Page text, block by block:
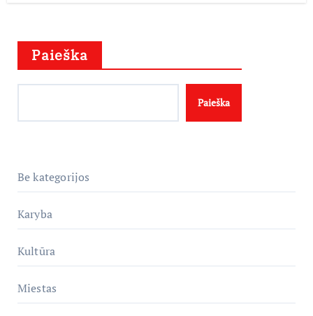
Paieška
Paieška
Be kategorijos
Karyba
Kultūra
Miestas